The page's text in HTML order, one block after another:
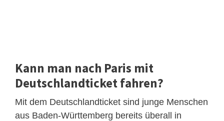
Kann man nach Paris mit
Deutschlandticket fahren?
Mit dem Deutschlandticket sind junge Menschen
aus Baden-Württemberg bereits überall in